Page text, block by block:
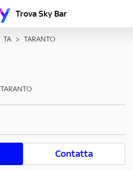
Trova Sky Bar
TA > TARANTO
TARANTO
Contatta